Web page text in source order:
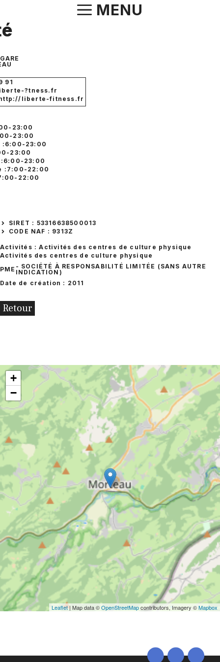
au
contenu
MENU
91
?tness.fr
liberte-fitness.fr
23:00
23:00
:6:00-23:00
23:00
23:00
:7:00-22:00
22:00
SIRET : 53316638500013
CODE NAF : 9313Z
Activités : Activités des centres de culture physique
Activités des centres de culture physique
PME - SOCIÉTÉ À RESPONSABILITÉ LIMITÉE (SANS AUTRE
INDICATION)
Date de création : 2011
Retour
+
−
Leaflet| Map data ©OpenStreetMapcontributors, Imagery ©Mapbox